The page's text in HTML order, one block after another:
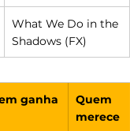
What We Do in the
Shadows (FX)
ganha
Quem
merece